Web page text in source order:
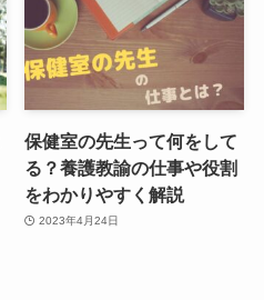
保健室の先生って何をして
る？養護教諭の仕事や役割
をわかりやすく解説
2023年4月24日